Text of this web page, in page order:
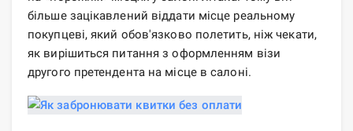
більше зацікавлений віддати місце реальному
покупцеві, який обов'язково полетить, ніж чекати,
як вирішиться питання з оформленням візи
другого претендента на місце в салоні.